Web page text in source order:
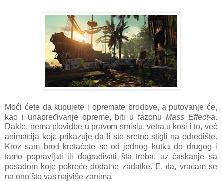
Moći ćete da kupujete i opremate brodove, a putovanje će,
kao i unapređivanje opreme, biti u fazonu Mass Effect-a.
Dakle, nema plovidbe u pravom smislu, vetra u kosi i to, već
animacija koja prikazuje da li ste sretno stigli na odredište.
Kroz sam brod kretaćete se od jednog kutka do drugog i
tamo popravljati ili dograđivati šta treba, uz ćaskanje sa
posadom koje pokreće dodatne zadatke. E, da, vraćam se
na ono što vas najviše zanima.